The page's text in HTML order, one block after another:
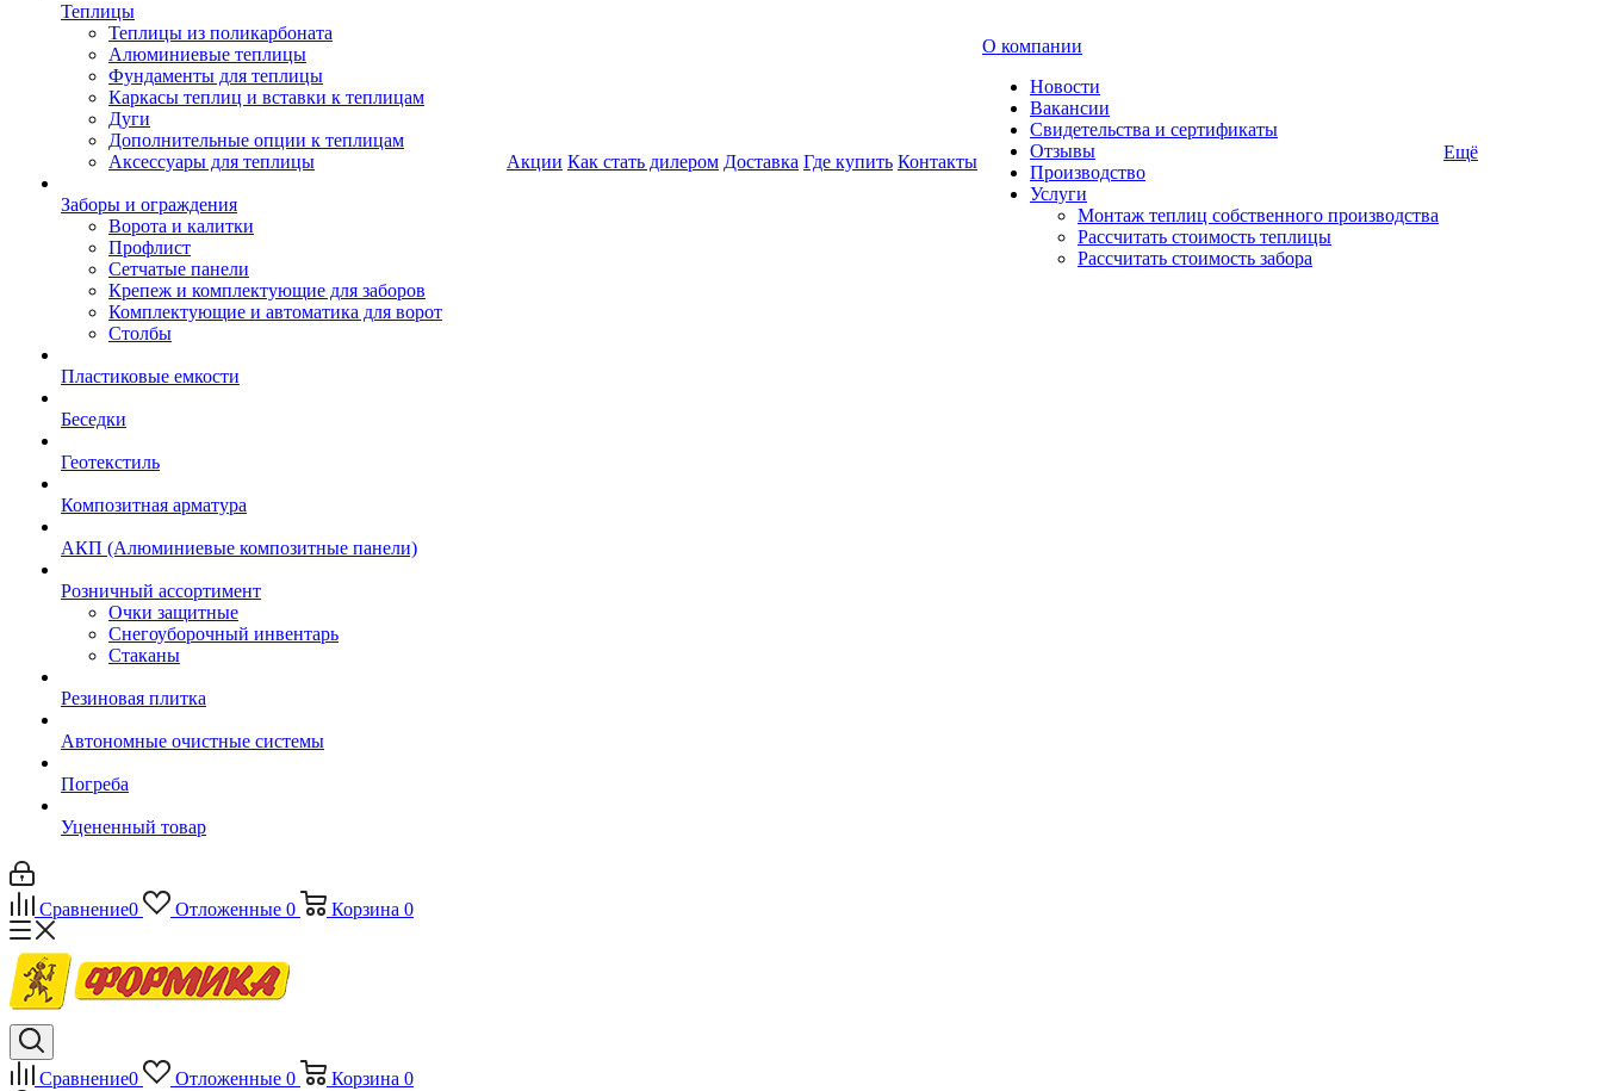
Теплицы
Теплицы из поликарбоната
Алюминиевые теплицы
Фундаменты для теплицы
Каркасы теплиц и вставки к теплицам
Дуги
Дополнительные опции к теплицам
Аксессуары для теплицы
Заборы и ограждения
Ворота и калитки
Профлист
Сетчатые панели
Крепеж и комплектующие для заборов
Комплектующие и автоматика для ворот
Столбы
Пластиковые емкости
Беседки
Геотекстиль
Композитная арматура
АКП (Алюминиевые композитные панели)
Розничный ассортимент
Очки защитные
Снегоуборочный инвентарь
Стаканы
Резиновая плитка
Автономные очистные системы
Погреба
Уцененный товар
Акции Как стать дилером Доставка Где купить Контакты
О компании
Новости
Вакансии
Свидетельства и сертификаты
Отзывы
Производство
Услуги
Монтаж теплиц собственного производства
Рассчитать стоимость теплицы
Рассчитать стоимость забора
Ещё
Сравнение0 Отложенные 0 Корзина 0
Сравнение0 Отложенные 0 Корзина 0